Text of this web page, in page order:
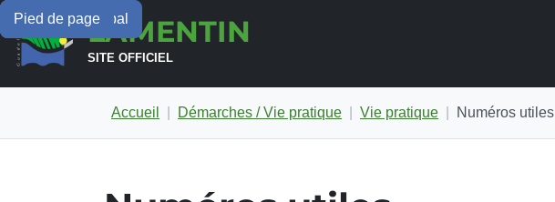
Menu principal
Contenu principal
Pied de pageLAMENTIN
SITE OFFICIEL
Accueil Démarches / Vie pratique Vie pratique Numéros utiles